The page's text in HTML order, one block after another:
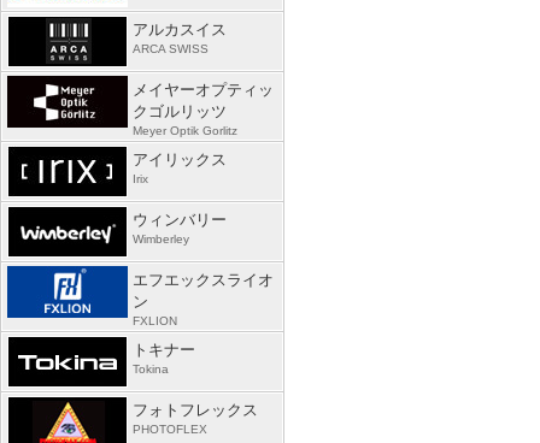
アルカスイス
ARCA SWISS
メイヤーオプティッ
クゴルリッツ
Meyer Optik Gorlitz
アイリックス
Irix
ウィンバリー
Wimberley
エフエックスライオ
ン
FXLION
トキナー
Tokina
フォトフレックス
PHOTOFLEX